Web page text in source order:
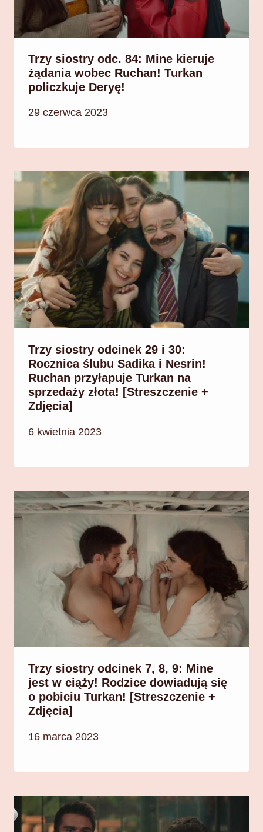
Trzy siostry odc. 84: Mine kieruje
żądania wobec Ruchan! Turkan
policzkuje Deryę!
29 czerwca 2023
Trzy siostry odcinek 29 i 30:
Rocznica ślubu Sadika i Nesrin!
Ruchan przyłapuje Turkan na
sprzedaży złota! [Streszczenie +
Zdjęcia]
6 kwietnia 2023
Trzy siostry odcinek 7, 8, 9: Mine
jest w ciąży! Rodzice dowiadują się
o pobiciu Turkan! [Streszczenie +
Zdjęcia]
16 marca 2023